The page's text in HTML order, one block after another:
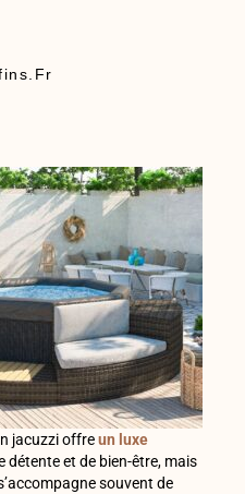
jacuzzi offreun luxe
détente et de bien-être, mais
souvent de